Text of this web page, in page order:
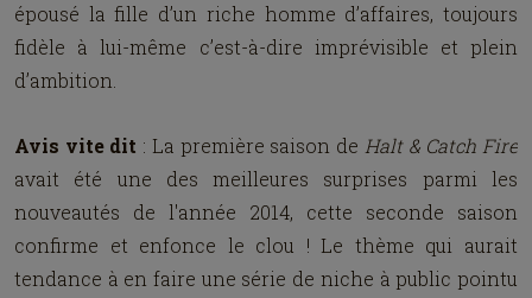
épousé la fille d’un riche homme d’affaires, toujours
fidèle à lui-même c’est-à-dire imprévisible et plein
d’ambition.
Avis vite dit : La première saison de Halt & Catch Fire
avait été une des meilleures surprises parmi les
nouveautés de l'année 2014, cette seconde saison
confirme et enfonce le clou ! Le thème qui aurait
tendance à en faire une série de niche à public pointu